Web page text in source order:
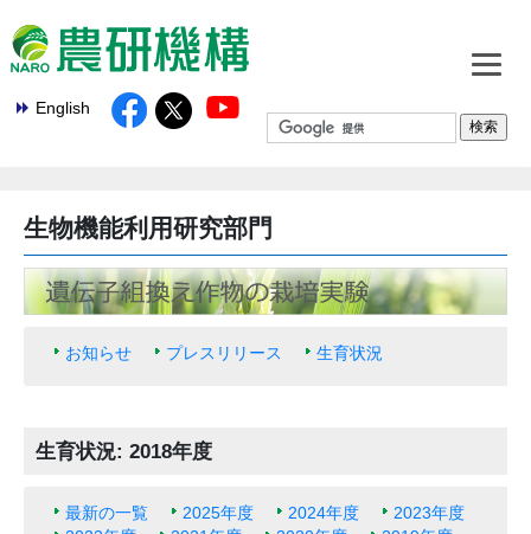
English
生物機能利用研究部門
お知らせ プレスリリース 生育状況
生育状況: 2018年度
最新の一覧 2025年度 2024年度
2023年度